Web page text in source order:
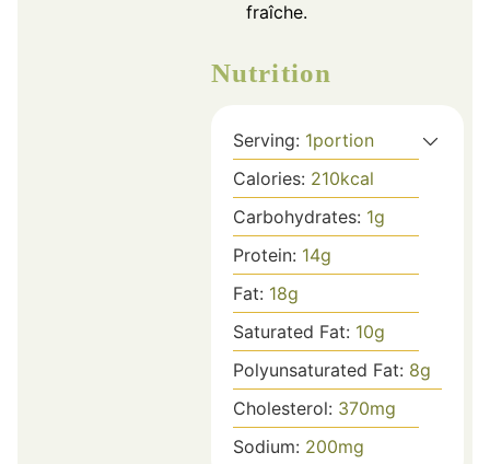
fraîche.
Nutrition
Serving: 1portion
Calories: 210kcal
Carbohydrates: 1g
Protein: 14g
Fat: 18g
Saturated Fat: 10g
Polyunsaturated Fat: 8g
Cholesterol: 370mg
Sodium: 200mg